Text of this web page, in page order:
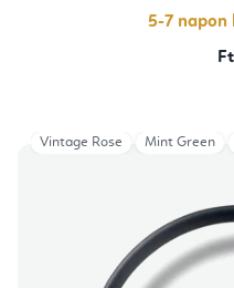
5-7 napon
Vintage Rose Mint Green